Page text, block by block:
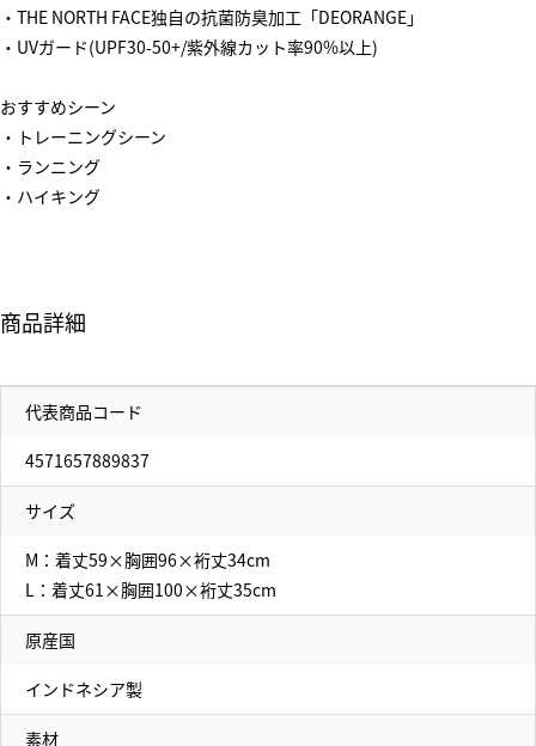
・THE NORTH FACE独自の抗菌防臭加工「DEORANGE」
・UVガード(UPF30-50+/紫外線カット率90%以上)
おすすめシーン
・トレーニングシーン
・ランニング
・ハイキング
商品詳細
代表商品コード
4571657889837
サイズ
M：着丈59×胸囲96×裄丈34cm
L：着丈61×胸囲100×裄丈35cm
原産国
インドネシア製
素材